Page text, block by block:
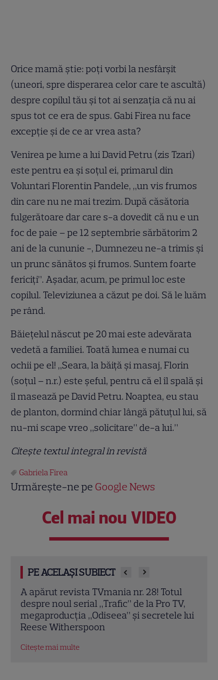
Orice mamă ştie: poţi vorbi la nesfârşit
(uneori, spre disperarea celor care te ascultă)
despre copilul tău şi tot ai senzaţia că nu ai
spus tot ce era de spus. Gabi Firea nu face
excepţie şi de ce ar vrea asta?
Venirea pe lume a lui David Petru (zis Tzari)
este pentru ea şi soţul ei, primarul din
Voluntari Florentin Pandele, „un vis frumos
din care nu ne mai trezim. După căsătoria
fulgerătoare dar care s-a dovedit că nu e un
foc de paie – pe 12 septembrie sărbătorim 2
ani de la cununie -, Dumnezeu ne-a trimis şi
un prunc sănătos şi frumos. Suntem foarte
fericiţi”. Aşadar, acum, pe primul loc este
copilul. Televiziunea a căzut pe doi. Să le luăm
pe rând.
Băieţelul născut pe 20 mai este adevărata
vedetă a familiei. Toată lumea e numai cu
ochii pe el! „Seara, la băiţă şi masaj, Florin
(soţul – n.r.) este şeful, pentru că el îl spală şi
îl masează pe David Petru. Noaptea, eu stau
de planton, dormind chiar lângă pătuţul lui, să
nu-mi scape vreo „solicitare” de-a lui.”
Citeşte textul integral în revistă
Gabriela Firea
Urmărește-ne pe Google News
Cel mai nou VIDEO
PE ACELAȘI SUBIECT
A apărut noul număr TVmania! Florin
Răducioiu aduce magia Mondialului pe
coperta noii ediții